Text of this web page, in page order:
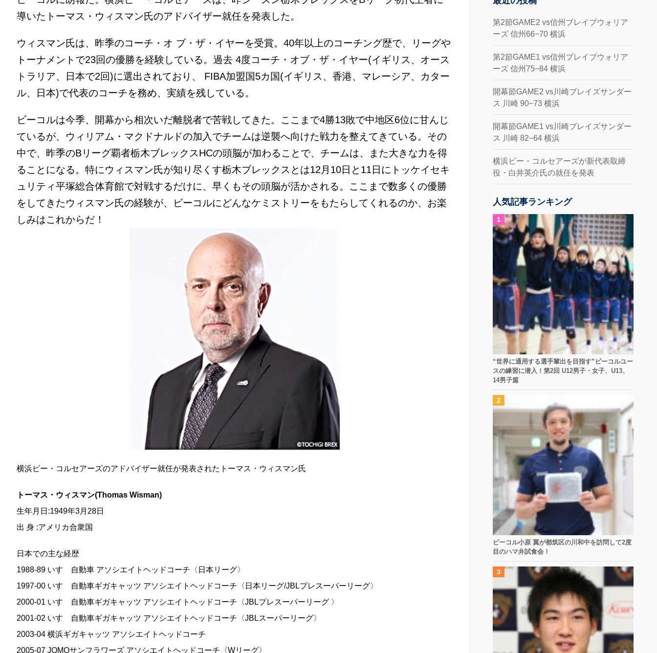
導いたトーマス・ウィスマン氏のアドバイザー就任を発表した。
ウィスマン氏は、昨季のコーチ・オ ブ・ザ・イヤーを受賞。40年以上のコーチング歴で、リーグや
トーナメントで23回の優勝を経験している。過去 4度コーチ・オブ・ザ・イヤー(イギリス、オース
トラリア、日本で2回)に選出されており、 FIBA加盟国5カ国(イギリス、香港、マレーシア、カター
ル、日本)で代表のコーチを務め、実績を残している。
ビーコルは今季、開幕から相次いだ離脱者で苦戦してきた。ここまで4勝13敗で中地区6位に甘んじ
ているが、ウィリアム・マクドナルドの加入でチームは逆襲へ向けた戦力を整えてきている。その
中で、昨季のBリーグ覇者栃木ブレックスHCの頭脳が加わることで、チームは、また大きな力を得
ることになる。特にウィスマン氏が知り尽くす栃木ブレックスとは12月10日と11日にトッケイセキ
ュリティ平塚総合体育館で対戦するだけに、早くもその頭脳が活かされる。ここまで数多くの優勝
をしてきたウィスマン氏の経験が、ビーコルにどんなケミストリーをもたらしてくれるのか、お楽
しみはこれからだ！
横浜ビー・コルセアーズのアドバイザー就任が発表されたトーマス・ウィスマン氏
トーマス・ウィスマン(Thomas Wisman)
生年月日:1949年3月28日
出 身 :アメリカ合衆国
日本での主な経歴
1988-89 いすゞ自動車 アソシエイトヘッドコーチ〈日本リーグ〉
1997-00 いすゞ自動車ギガキャッツ アソシエイトヘッドコーチ〈日本リーグ/JBLプレスーパーリーグ〉
2000-01 いすゞ自動車ギガキャッツ アソシエイトヘッドコーチ〈JBLプレスーパーリーグ 〉
2001-02 いすゞ自動車ギガキャッツ アソシエイトヘッドコーチ〈JBLスーパーリーグ〉
2003-04 横浜ギガキャッツ アソシエイトヘッドコーチ
2005-07 JOMOサンフラワーズ アソシエイトヘッドコーチ〈Wリーグ〉
第2節GAME2 vs信州ブレイブウォリア
ーズ 信州66−70 横浜
第2節GAME1 vs信州ブレイブウォリア
ーズ 信州75−84 横浜
開幕節GAME2 vs川崎ブレイズサンダー
ス 川崎 90−73 横浜
開幕節GAME1 vs川崎ブレイズサンダー
ス 川崎 82−64 横浜
横浜ビー・コルセアーズが新代表取締
役・白井英介氏の就任を発表
人気記事ランキング
“世界に通用する選手輩出を目指す”ビーコルユー
スの練習に潜入！第2回 U12男子・女子、U13、
14男子篇
ビーコル小原 翼が都筑区の川和中を訪問して2度
目のハマ弁試食会！